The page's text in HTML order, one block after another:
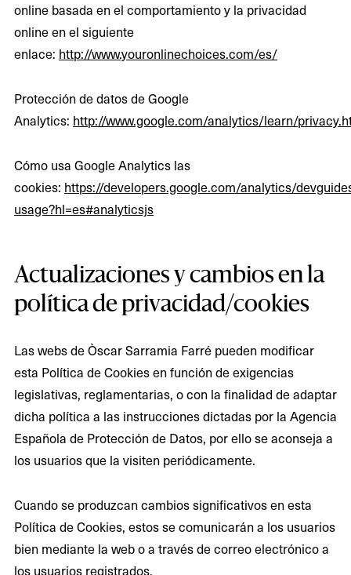
online basada en el comportamiento y la privacidad
online en el siguiente
enlace: http://www.youronlinechoices.com/es/
Protección de datos de Google
Analytics: http://www.google.com/analytics/learn/
Cómo usa Google Analytics las
cookies: https://developers.google.com/analytics/
usage?hl=es#analyticsjs
Actualizaciones y cambios en la
política de privacidad/cookies
Las webs de Òscar Sarramia Farré pueden modificar
esta Política de Cookies en función de exigencias
legislativas, reglamentarias, o con la finalidad de adaptar
dicha política a las instrucciones dictadas por la Agencia
Española de Protección de Datos, por ello se aconseja a
los usuarios que la visiten periódicamente.
Cuando se produzcan cambios significativos en esta
Política de Cookies, estos se comunicarán a los usuarios
bien mediante la web o a través de correo electrónico a
los usuarios registrados.